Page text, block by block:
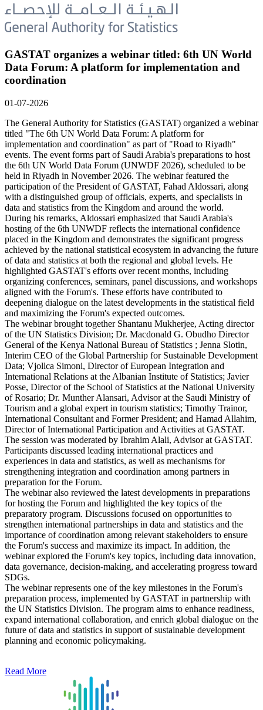
GASTAT organizes a webinar titled: 6th UN World
Data Forum: A platform for implementation and
coordination
01-07-2026
The General Authority for Statistics (GASTAT) organized a webinar
titled "The 6th UN World Data Forum: A platform for
implementation and coordination" as part of "Road to Riyadh"
events. The event forms part of Saudi Arabia's preparations to host
the 6th UN World Data Forum (UNWDF 2026), scheduled to be
held in Riyadh in November 2026. The webinar featured the
participation of the President of GASTAT, Fahad Aldossari, along
with a distinguished group of officials, experts, and specialists in
data and statistics from the Kingdom and around the world.
During his remarks, Aldossari emphasized that Saudi Arabia's
hosting of the 6th UNWDF reflects the international confidence
placed in the Kingdom and demonstrates the significant progress
achieved by the national statistical ecosystem in advancing the future
of data and statistics at both the regional and global levels. He
highlighted GASTAT's efforts over recent months, including
organizing conferences, seminars, panel discussions, and workshops
aligned with the Forum's. These efforts have contributed to
deepening dialogue on the latest developments in the statistical field
and maximizing the Forum's expected outcomes.
The webinar brought together Shantanu Mukherjee, Acting director
of the UN Statistics Division; Dr. Macdonald G. Obudho Director
General of the Kenya National Bureau of Statistics ; Jenna Slotin,
Interim CEO of the Global Partnership for Sustainable Development
Data; Vjollca Simoni, Director of European Integration and
International Relations at the Albanian Institute of Statistics; Javier
Posse, Director of the School of Statistics at the National University
of Rosario; Dr. Munther Alansari, Advisor at the Saudi Ministry of
Tourism and a global expert in tourism statistics; Timothy Trainor,
International Consultant and Former President; and Hamad Allahim,
Director of International Participation and Activities at GASTAT.
The session was moderated by Ibrahim Alali, Advisor at GASTAT.
Participants discussed leading international practices and
experiences in data and statistics, as well as mechanisms for
strengthening integration and coordination among partners in
preparation for the Forum.
The webinar also reviewed the latest developments in preparations
for hosting the Forum and highlighted the key topics of the
preparatory program. Discussions focused on opportunities to
strengthen international partnerships in data and statistics and the
importance of coordination among relevant stakeholders to ensure
the Forum's success and maximize its impact. In addition, the
webinar explored the Forum's key topics, including data innovation,
data governance, decision-making, and accelerating progress toward
SDGs.
The webinar represents one of the key milestones in the Forum's
preparation process, implemented by GASTAT in partnership with
the UN Statistics Division. The program aims to enhance readiness,
expand international collaboration, and enrich global dialogue on the
future of data and statistics in support of sustainable development
planning and economic policymaking.
Read More